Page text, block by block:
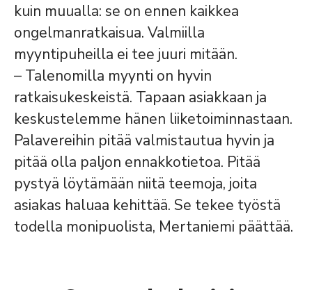
kuin muualla: se on ennen kaikkea
ongelmanratkaisua. Valmiilla
myyntipuheilla ei tee juuri mitään.
– Talenomilla myynti on hyvin
ratkaisukeskeistä. Tapaan asiakkaan ja
keskustelemme hänen liiketoiminnastaan.
Palavereihin pitää valmistautua hyvin ja
pitää olla paljon ennakkotietoa. Pitää
pystyä löytämään niitä teemoja, joita
asiakas haluaa kehittää. Se tekee työstä
todella monipuolista, Mertaniemi päättää.